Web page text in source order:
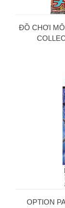
ĐỒ CHƠI
OPTION